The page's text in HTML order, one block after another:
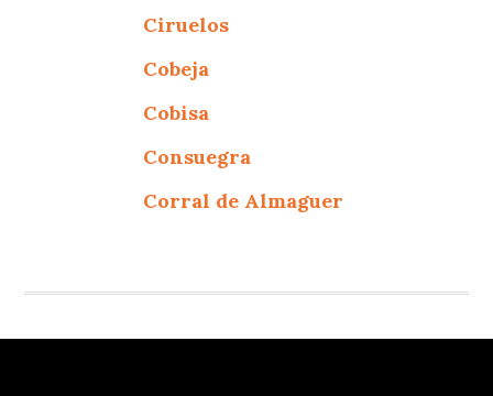
Ciruelos
Cobeja
Cobisa
Consuegra
Corral de Almaguer